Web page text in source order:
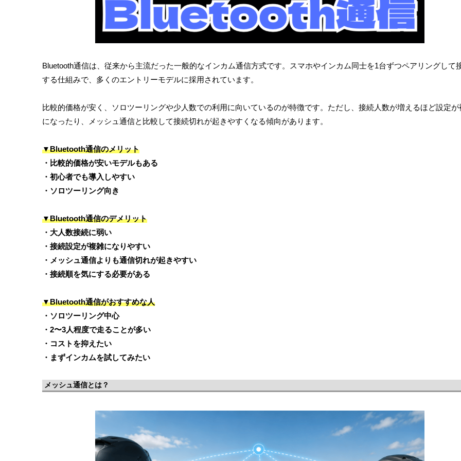
Bluetooth通信は、従来から主流だった一般的なインカム通信方式です。スマホやインカム同士を1台ずつペアリングして
する仕組みで、多くのエントリーモデルに採用されています。
比較的価格が安く、ソロツーリングや少人数での利用に向いているのが特徴です。ただし、接続人数が増えるほど設定が
になったり、メッシュ通信と比較して接続切れが起きやすくなる傾向があります。
▼Bluetooth通信のメリット
・比較的価格が安いモデルもある
・初心者でも導入しやすい
・ソロツーリング向き
▼Bluetooth通信のデメリット
・大人数接続に弱い
・接続設定が複雑になりやすい
・メッシュ通信よりも通信切れが起きやすい
・接続順を気にする必要がある
▼Bluetooth通信がおすすめな人
・ソロツーリング中心
・2〜3人程度で走ることが多い
・コストを抑えたい
・まずインカムを試してみたい
メッシュ通信とは？